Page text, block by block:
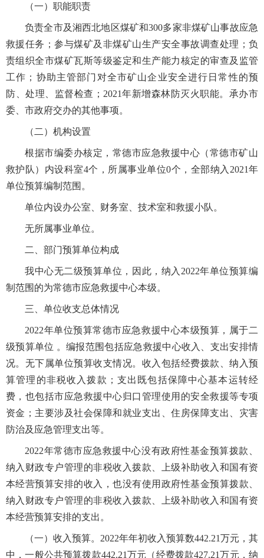
（一）职能职责
负责全市及湘西北地区煤矿和300多家非煤矿山事故应急
救援任务；参与煤矿及非煤矿山生产安全事故调查处理；负
责组织全市煤矿瓦斯等级鉴定和生产能力核定的审查及监管
工作；协助主管部门对全市矿山企业安全进行日常性的预
防、处理、监督检查；2021年新增森林防灭火职能。承办市
委、市政府交办的其他事项。
（二）机构设置
根据市编委办核定，常德市应急救援中心（常德市矿山
救护队）内设科室4个，所属事业单位0个，全部纳入2021年
单位预算编制范围。
单位内设办公室、财务室、技术室和救援小队。
无所属事业单位。
二、部门预算单位构成
我中心无二级预算单位，因此，纳入2022年单位预算编
制范围的为常德市应急救援中心本级。
三、单位收支总体情况
2022年单位预算常德市应急救援中心本级预算，属于二
级预算单位 。编报范围包括应急救援中心收入、支出安排情
况。无下属单位预算收支情况。收入包括经费拨款、纳入预
算管理的非税收入拨款；支出既包括保障中心基本运转经
费，也包括市应急救援中心归口管理使用的安全救援等专项
资金；主要涉及社会保障和就业支出、住房保障支出、灾害
防治及应急管理支出等。
2022年常德市应急救援中心没有政府性基金预算拨款、
纳入财政专户管理的非税收入拨款、上级补助收入和国有资
本经营预算安排的收入，也没有使用政府性基金预算拨款、
纳入财政专户管理的非税收入拨款、上级补助收入和国有资
本经营预算安排的支出。
（一）收入预算。2022年年初收入预算数442.21万元，其
中，一般公共预算拨款442.21万元（经费拨款427.21万元，纳